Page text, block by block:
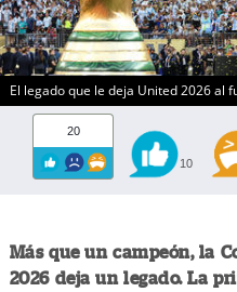
El legado que le deja United 2026 al
20
10
Más que un campeón, la
2026 deja un legado. La